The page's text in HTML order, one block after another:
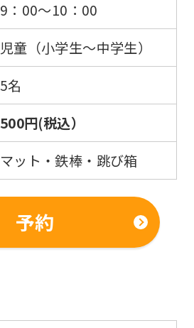
9：00～10：00
児童（小学生～中学生）
5名
500円(税込）
マット・鉄棒・跳び箱
予約